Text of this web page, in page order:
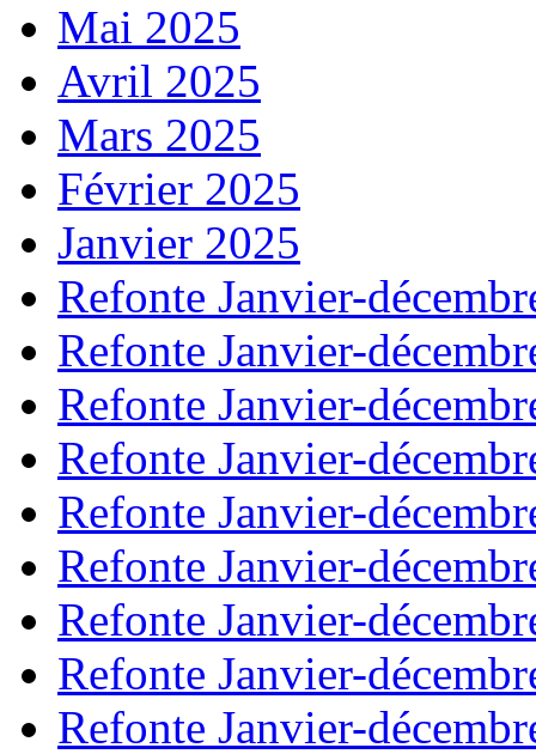
Mai 2025
Avril 2025
Mars 2025
Février 2025
Janvier 2025
Refonte Janvier-
Refonte Janvier-
Refonte Janvier-
Refonte Janvier-
Refonte Janvier-
Refonte Janvier-
Refonte Janvier-
Refonte Janvier-
Refonte Janvier-